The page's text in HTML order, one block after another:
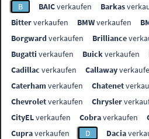
B
BAICverkaufen Barkas
Bitterverkaufen BMWverkaufen
Borgwardverkaufen Brilliance
Bugatti verkaufen Buickverkaufen
Cadillac verkaufen Callaway
Caterhamverkaufen Chatenet
Chevroletverkaufen Chrysler
CityELverkaufen Cobraverkaufen
Cupraverkaufen D Dacia